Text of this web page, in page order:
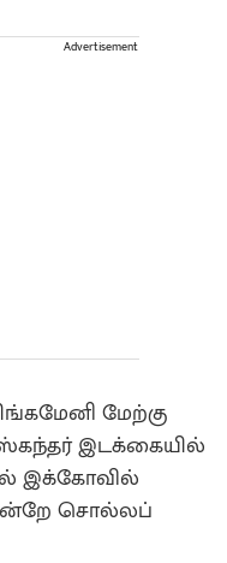
Advertisement
மேற்கு
இடக்கையில்
இக்கோவில்
சொல்லப்